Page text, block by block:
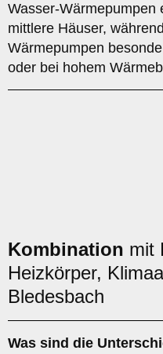
Wasser-Wärmepumpen
mittlere Häuser,
Wärmepumpen
oder bei hohem
Kombination mit
Heizkörper,
Bledesbach
Was sind die